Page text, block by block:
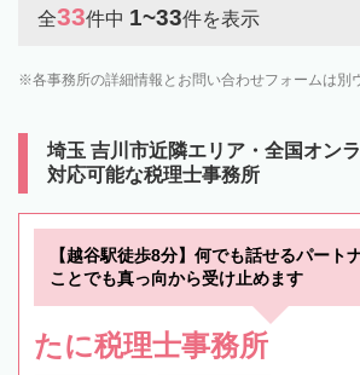
全33件中 1~33件を表示
各事務所の詳細情報とお問い合わせフォームは別
埼玉 吉川市近隣エリア・全国オン
対応可能な税理士事務所
【越谷駅徒歩8分】何でも話せるパート
ことでも真っ向から受け止めます
たに税理士事務所